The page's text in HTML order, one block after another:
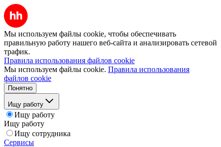
Мы используем файлы cookie, чтобы обеспечивать
правильную работу нашего веб-сайта и анализировать сетевой
трафик.
Правила использования файлов cookie
Мы используем файлы cookie. Правила использования
файлов cookie
Понятно
Ищу работу
Ищу работу
Ищу работу
Ищу сотрудника
Сервисы